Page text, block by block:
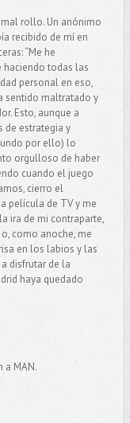
rollo. Un anónimo
recibido de mí en
“Me he
haciendo todas las
personal en eso,
sentido maltratado y
Esto, aunque a
de estrategia y
por ello) lo
orgulloso de haber
cuando el juego
cierro el
película de TV y me
ira de mi contraparte,
como anoche, me
en los labios y las
disfrutar de la
haya quedado
a MAN.